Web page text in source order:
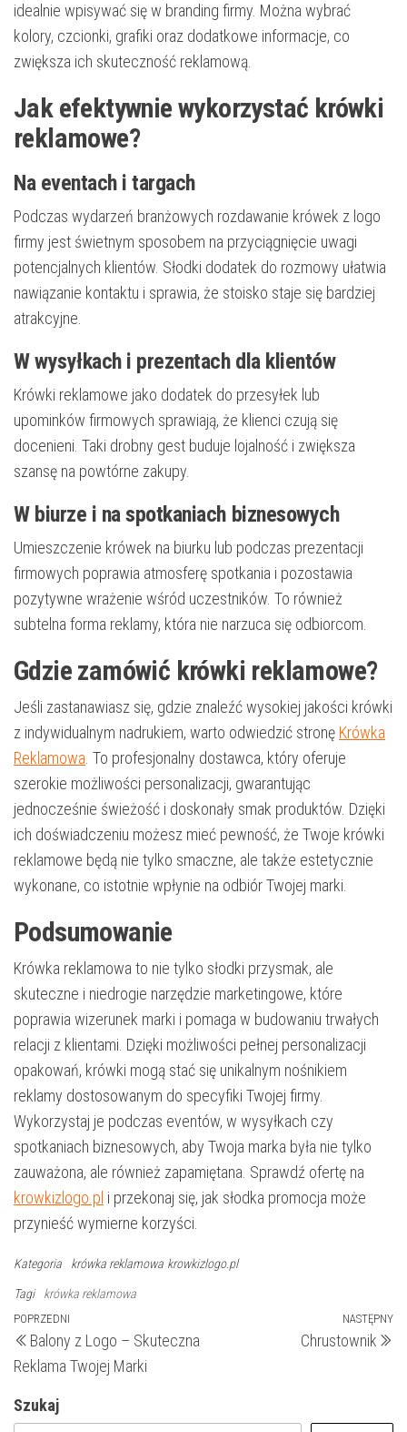
idealnie wpisywać się w branding firmy. Można wybrać
kolory, czcionki, grafiki oraz dodatkowe informacje, co
zwiększa ich skuteczność reklamową.
Jak efektywnie wykorzystać krówki
reklamowe?
Na eventach i targach
Podczas wydarzeń branżowych rozdawanie krówek z logo
firmy jest świetnym sposobem na przyciągnięcie uwagi
potencjalnych klientów. Słodki dodatek do rozmowy ułatwia
nawiązanie kontaktu i sprawia, że stoisko staje się bardziej
atrakcyjne.
W wysyłkach i prezentach dla klientów
Krówki reklamowe jako dodatek do przesyłek lub
upominków firmowych sprawiają, że klienci czują się
docenieni. Taki drobny gest buduje lojalność i zwiększa
szansę na powtórne zakupy.
W biurze i na spotkaniach biznesowych
Umieszczenie krówek na biurku lub podczas prezentacji
firmowych poprawia atmosferę spotkania i pozostawia
pozytywne wrażenie wśród uczestników. To również
subtelna forma reklamy, która nie narzuca się odbiorcom.
Gdzie zamówić krówki reklamowe?
Jeśli zastanawiasz się, gdzie znaleźć wysokiej jakości krówki
z indywidualnym nadrukiem, warto odwiedzić stronę Krówka
Reklamowa . To profesjonalny dostawca, który oferuje
szerokie możliwości personalizacji, gwarantując
jednocześnie świeżość i doskonały smak produktów. Dzięki
ich doświadczeniu możesz mieć pewność, że Twoje krówki
reklamowe będą nie tylko smaczne, ale także estetycznie
wykonane, co istotnie wpłynie na odbiór Twojej marki.
Podsumowanie
Krówka reklamowa to nie tylko słodki przysmak, ale
skuteczne i niedrogie narzędzie marketingowe, które
poprawia wizerunek marki i pomaga w budowaniu trwałych
relacji z klientami. Dzięki możliwości pełnej personalizacji
opakowań, krówki mogą stać się unikalnym nośnikiem
reklamy dostosowanym do specyfiki Twojej firmy.
Wykorzystaj je podczas eventów, w wysyłkach czy
spotkaniach biznesowych, aby Twoja marka była nie tylko
zauważona, ale również zapamiętana. Sprawdź ofertę na
krowkizlogo.pl i przekonaj się, jak słodka promocja może
przynieść wymierne korzyści.
Kategoria krówka reklamowa krowkizlogo.pl
Tagi krówka reklamowa
Nawigacja
wpisu
Poprzedni
wpis
POPRZEDNI
Balony z Logo – Skuteczna
Reklama Twojej Marki
NASTĘPNY
Chrustownik
Szukaj